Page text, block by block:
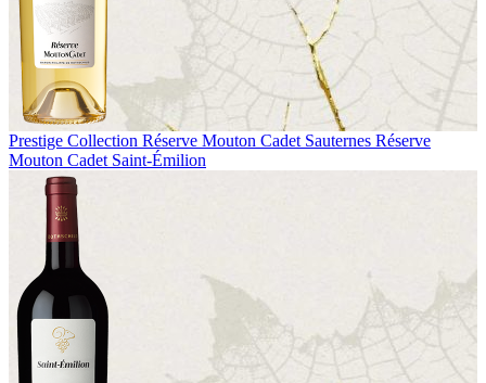
Prestige Collection Réserve Mouton Cadet Sauternes Réserve
Mouton Cadet Saint-Émilion